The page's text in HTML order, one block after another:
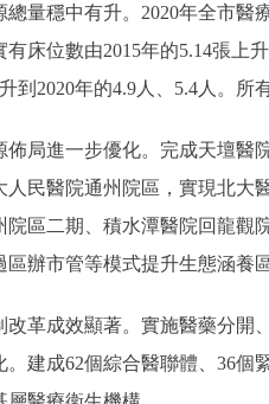
穩中有升。2020年全市醫療
有床位數由2015年的5.14張上
到2020年的4.9人、5.4人。
進一步優化。完成天壇醫院
人民醫院通州院區，實現北
院區二期、積水潭醫院回龍觀
區辦市管等模式提升生態涵養
成效顯著。實施醫藥分開、
。建成62個綜合醫聯體、36個